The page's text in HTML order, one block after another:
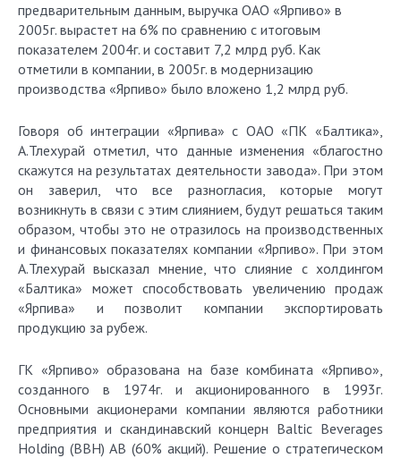
предварительным данным, выручка ОАО «Ярпиво» в
2005г. вырастет на 6% по сравнению с итоговым
показателем 2004г. и составит 7,2 млрд руб. Как
отметили в компании, в 2005г. в модернизацию
производства «Ярпиво» было вложено 1,2 млрд руб.
Говоря об интеграции «Ярпива» с ОАО «ПК «Балтика»,
А.Тлехурай отметил, что данные изменения «благостно
скажутся на результатах деятельности завода». При этом
он заверил, что все разногласия, которые могут
возникнуть в связи с этим слиянием, будут решаться таким
образом, чтобы это не отразилось на производственных
и финансовых показателях компании «Ярпиво». При этом
А.Тлехурай высказал мнение, что слияние с холдингом
«Балтика» может способствовать увеличению продаж
«Ярпива» и позволит компании экспортировать
продукцию за рубеж.
ГК «Ярпиво» образована на базе комбината «Ярпиво»,
созданного в 1974г. и акционированного в 1993г.
Основными акционерами компании являются работники
предприятия и скандинавский концерн Baltic Beverages
Holding (ВВН) AB (60% акций). Решение о стратегическом